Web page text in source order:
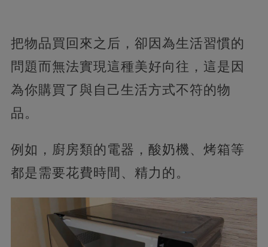
把物品買回來之后，卻因為生活習慣的
問題而無法實現這種美好向往，這是因
為你購買了與自己生活方式不符的物
品。
例如，廚房類的電器，酸奶機、烤箱等
都是需要花費時間、精力的。